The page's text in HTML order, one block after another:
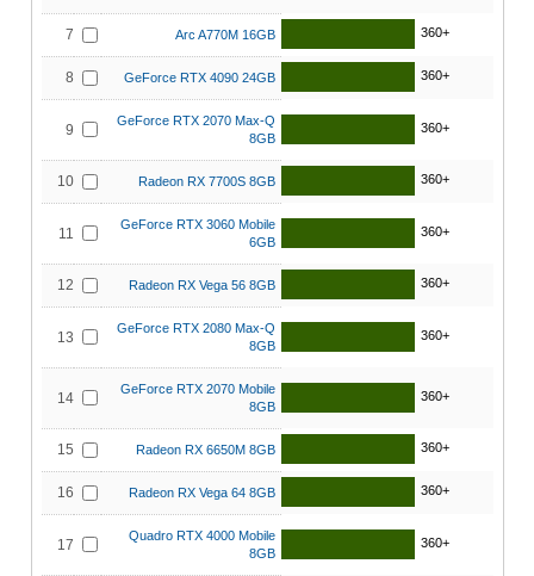
7 Arc A770M 16GB 360+
8 GeForce RTX 4090 24GB 360+
9
GeForce RTX 2070 Max-Q
8GB
360+
10 Radeon RX 7700S 8GB 360+
11
GeForce RTX 3060 Mobile
6GB
360+
12 Radeon RX Vega 56 8GB 360+
13
GeForce RTX 2080 Max-Q
8GB
360+
14
GeForce RTX 2070 Mobile
8GB
360+
15 Radeon RX 6650M 8GB 360+
16 Radeon RX Vega 64 8GB 360+
17
Quadro RTX 4000 Mobile
8GB
360+